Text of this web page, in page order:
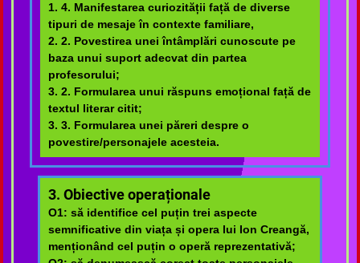
1. 4. Manifestarea curiozității față de diverse
tipuri de mesaje în contexte familiare,
2. 2. Povestirea unei întâmplări cunoscute pe
baza unui suport adecvat din partea
profesorului;
3. 2. Formularea unui răspuns emoțional față de
textul literar citit;
3. 3. Formularea unei păreri despre o
povestire/personajele acesteia.
3. Obiective operaționale
O1: să identifice cel puțin trei aspecte
semnificative din viața și opera lui Ion Creangă,
menționând cel puțin o operă reprezentativă;